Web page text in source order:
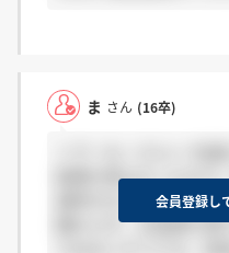
ま さん (16卒)
結果が来なかったので
選考が立て込んでいる
関わらず、お返事を頂
会員登録し